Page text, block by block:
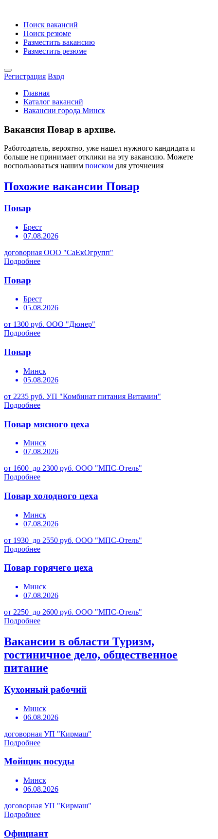
Поиск вакансий
Поиск резюме
Разместить вакансию
Разместить резюме
Регистрация Вход
Главная
Каталог вакансий
Вакансии города Минск
Вакансия Повар в архиве.
Работодатель, вероятно, уже нашел нужного кандидата и
больше не принимает отклики на эту вакансию. Можете
воспользоваться нашим поиском для уточнения
Похожие вакансии Повар
Повар
Брест
07.08.2026
договорная ООО "СаЕкОгрупп"
Подробнее
Повар
Брест
05.08.2026
от 1300 руб. ООО "Дюнер"
Подробнее
Повар
Минск
05.08.2026
от 2235 руб. УП "Комбинат питания Витамин"
Подробнее
Повар мясного цеха
Минск
07.08.2026
от 1600 до 2300 руб. ООО "МПС-Отель"
Подробнее
Повар холодного цеха
Минск
07.08.2026
от 1930 до 2550 руб. ООО "МПС-Отель"
Подробнее
Повар горячего цеха
Минск
07.08.2026
от 2250 до 2600 руб. ООО "МПС-Отель"
Подробнее
Вакансии в области Туризм,
гостиничное дело, общественное
питание
Кухонный рабочий
Минск
06.08.2026
договорная УП "Кирмаш"
Подробнее
Мойщик посуды
Минск
06.08.2026
договорная УП "Кирмаш"
Подробнее
Официант